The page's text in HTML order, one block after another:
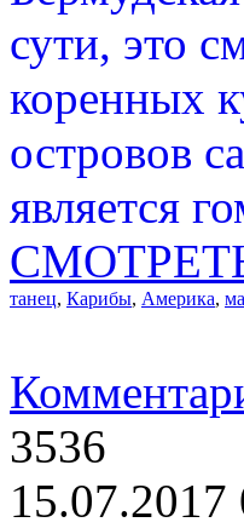
сути, это
коренных
островов
является
танец, Карибы, Америка,
3536
15.07.2017